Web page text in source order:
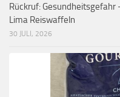
Rückruf:
Lima Reiswaffeln
30 JULI, 2026